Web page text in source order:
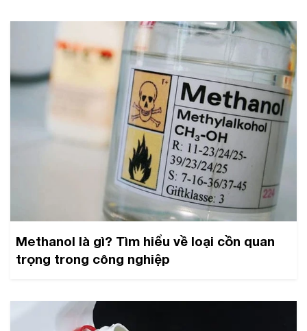
Methanol là gì? Tìm hiểu về loại cồn quan
trọng trong công nghiệp